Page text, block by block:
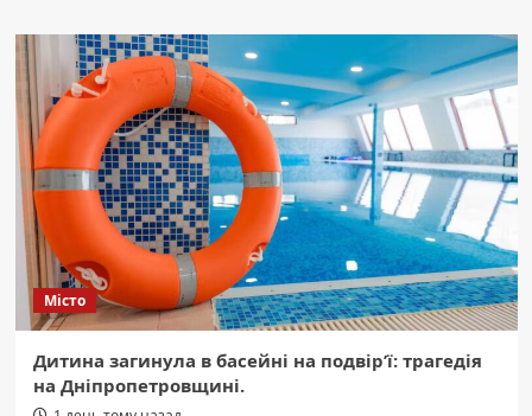
Місто
Дитина загинула в басейні на подвір’ї: трагедія
на Дніпропетровщині.